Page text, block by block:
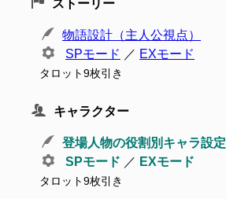
ストーリー
物語設計（主人公視点）
SPモード ／ EXモード
タロット9枚引き
キャラクター
登場人物の役割別キャラ設定
SPモード ／ EXモード
タロット9枚引き